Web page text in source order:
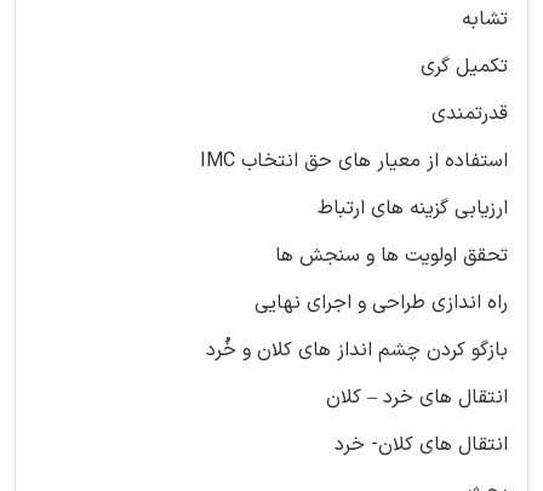
تشابه
تکمیل گری
قدرتمندی
استفاده از معیار های حق انتخاب IMC
ارزیابی گزینه های ارتباط
تحقق اولویت ها و سنجش ها
راه اندازی طراحی و اجرای نهایی
بازگو کردن چشم انداز های کلان و خُرد
انتقال های خرد – کلان
انتقال های کلان- خرد